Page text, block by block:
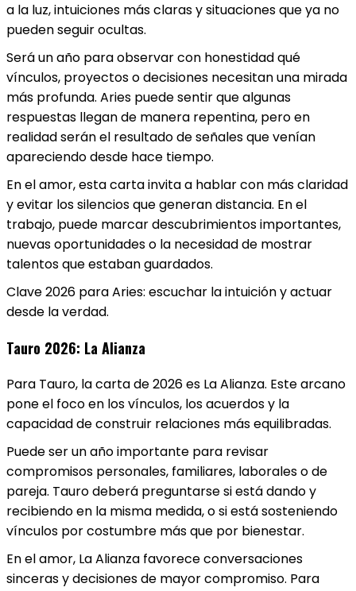
a la luz, intuiciones más claras y situaciones que ya no
pueden seguir ocultas.
Será un año para observar con honestidad qué
vínculos, proyectos o decisiones necesitan una mirada
más profunda. Aries puede sentir que algunas
respuestas llegan de manera repentina, pero en
realidad serán el resultado de señales que venían
apareciendo desde hace tiempo.
En el amor, esta carta invita a hablar con más claridad
y evitar los silencios que generan distancia. En el
trabajo, puede marcar descubrimientos importantes,
nuevas oportunidades o la necesidad de mostrar
talentos que estaban guardados.
Clave 2026 para Aries: escuchar la intuición y actuar
desde la verdad.
Tauro 2026: La Alianza
Para Tauro, la carta de 2026 es La Alianza. Este arcano
pone el foco en los vínculos, los acuerdos y la
capacidad de construir relaciones más equilibradas.
Puede ser un año importante para revisar
compromisos personales, familiares, laborales o de
pareja. Tauro deberá preguntarse si está dando y
recibiendo en la misma medida, o si está sosteniendo
vínculos por costumbre más que por bienestar.
En el amor, La Alianza favorece conversaciones
sinceras y decisiones de mayor compromiso. Para